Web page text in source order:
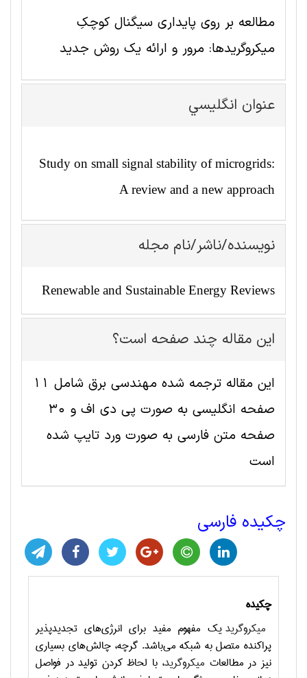
مطالعه بر روی پایداری سیگنال کوچکِ
میکروگریدها: مرور و ارائه یک روش جدید
عنوان انگليسي
Study on small signal stability of microgrids:
A review and a new approach
نویسنده/ناشر/نام مجله
Renewable and Sustainable Energy Reviews
این مقاله چند صفحه است؟
این مقاله ترجمه شده مهندسی برق شامل 11
صفحه انگلیسی به صورت پی دی اف و 30
صفحه متن فارسی به صورت ورد تایپ شده
است
چکیده فارسی
چکیده
میکروگریدیک مفهوم مفید برای انرژی‌های تجدیدپذیر
پراکنده متصل به شبکه می‌باشد. گرچه، چالش‌های بسیاری
نیز در مطالعات میکروگرید، با لحاظ کردن تولید در فواصل